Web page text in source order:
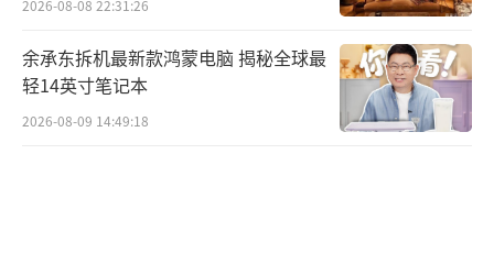
2026-08-08 22:31:26
余承东拆机最新款鸿蒙电脑 揭秘全球最
轻14英寸笔记本
2026-08-09 14:49:18